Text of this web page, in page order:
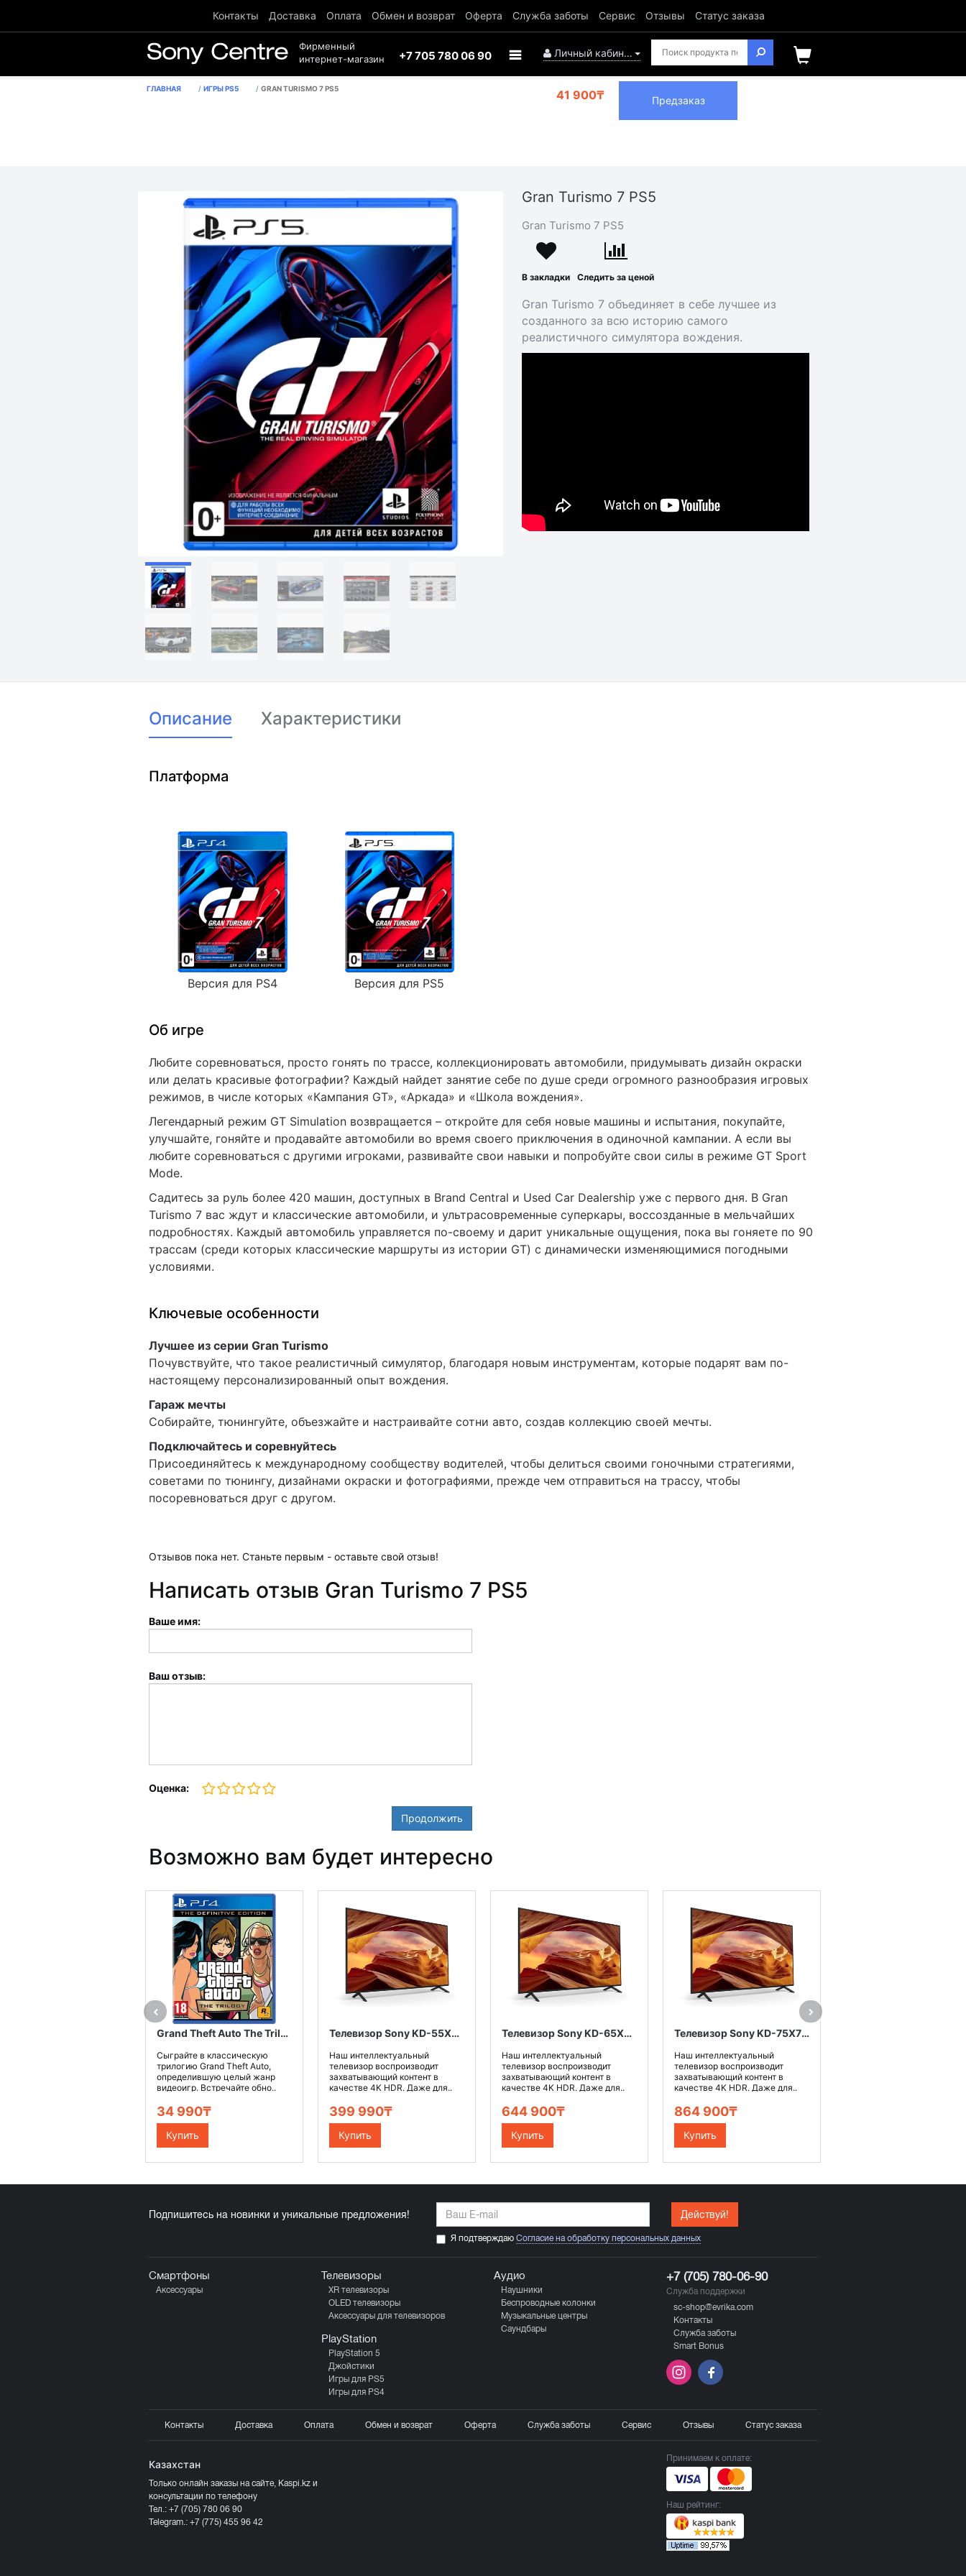
Контакты Доставка Оплата Обмен и возврат Оферта Служба заботы Сервис Отзывы Статус заказа
Фирменный
интернет-магазин
+7 705 780 06 90 Личный кабинет
ГЛАВНАЯ ИГРЫ PS5 GRAN TURISMO 7 PS5 41 900₸ Предзаказ
Gran Turismo 7 PS5
Gran Turismo 7 PS5
В закладки Следить за ценой
Gran Turismo 7 объединяет в себе лучшее из
созданного за всю историю самого
реалистичного симулятора вождения.
Описание Характеристики
Платформа
Версия для PS4 Версия для PS5
Об игре
Любите соревноваться, просто гонять по трассе, коллекционировать автомобили, придумывать дизайн окраски
или делать красивые фотографии? Каждый найдет занятие себе по душе среди огромного разнообразия игровых
режимов, в числе которых «Кампания GT», «Аркада» и «Школа вождения».
Легендарный режим GT Simulation возвращается – откройте для себя новые машины и испытания, покупайте,
улучшайте, гоняйте и продавайте автомобили во время своего приключения в одиночной кампании. А если вы
любите соревноваться с другими игроками, развивайте свои навыки и попробуйте свои силы в режиме GT Sport
Mode.
Садитесь за руль более 420 машин, доступных в Brand Central и Used Car Dealership уже с первого дня. В Gran
Turismo 7 вас ждут и классические автомобили, и ультрасовременные суперкары, воссозданные в мельчайших
подробностях. Каждый автомобиль управляется по-своему и дарит уникальные ощущения, пока вы гоняете по 90
трассам (среди которых классические маршруты из истории GT) с динамически изменяющимися погодными
условиями.
Ключевые особенности
Лучшее из серии Gran Turismo
Почувствуйте, что такое реалистичный симулятор, благодаря новым инструментам, которые подарят вам по-
настоящему персонализированный опыт вождения.
Гараж мечты
Собирайте, тюнингуйте, объезжайте и настраивайте сотни авто, создав коллекцию своей мечты.
Подключайтесь и соревнуйтесь
Присоединяйтесь к международному сообществу водителей, чтобы делиться своими гоночными стратегиями,
советами по тюнингу, дизайнами окраски и фотографиями, прежде чем отправиться на трассу, чтобы
посоревноваться друг с другом.
Отзывов пока нет. Станьте первым - оставьте свой отзыв!
Написать отзыв Gran Turismo 7 PS5
Ваше имя:
Ваш отзыв:
Оценка:
Продолжить
Возможно вам будет интересно
Grand Theft Auto The Trilogy Definitive Edition PS4
Сыграйте в классическую
трилогию Grand Theft Auto,
определившую целый жанр
видеоигр. Встречайте обно..
34 990₸
Купить
Телевизор Sony KD-55X75WL
Наш интеллектуальный
телевизор воспроизводит
захватывающий контент в
качестве 4K HDR. Даже для..
399 990₸
Купить
Телевизор Sony KD-65X75WL
Наш интеллектуальный
телевизор воспроизводит
захватывающий контент в
качестве 4K HDR. Даже для..
644 900₸
Купить
Телевизор Sony KD-75X75WL
Наш интеллектуальный
телевизор воспроизводит
захватывающий контент в
качестве 4K HDR. Даже для..
864 900₸
Купить
Подпишитесь на новинки и уникальные предложения! Действуй!
Я подтверждаю Согласие на обработку персональных данных
Смартфоны
Аксессуары
Телевизоры
XR телевизоры
OLED телевизоры
Аксессуары для телевизоров
PlayStation
PlayStation 5
Джойстики
Игры для PS5
Игры для PS4
Аудио
Наушники
Беспроводные колонки
Музыкальные центры
Саундбары
+7 (705) 780-06-90
Служба поддержки
sc-shop@evrika.com
Контакты
Служба заботы
Smart Bonus
Контакты Доставка Оплата Обмен и возврат Оферта Служба заботы Сервис Отзывы Статус заказа
Казахстан
Только онлайн заказы на сайте, Kaspi.kz и
консультации по телефону
Тел.: +7 (705) 780 06 90
Telegram.: +7 (775) 455 96 42
Принимаем к оплате:
Наш рейтинг: